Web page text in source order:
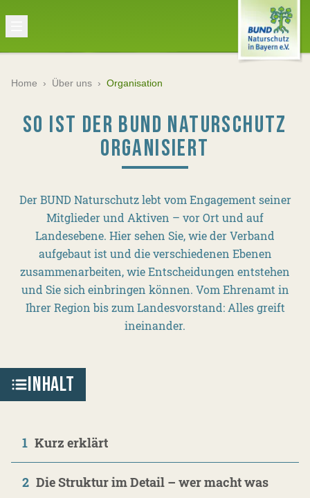
Home › Über uns › Organisation
SO IST DER BUND NATURSCHUTZ
ORGANISIERT
Der BUND Naturschutz lebt vom Engagement seiner
Mitglieder und Aktiven – vor Ort und auf
Landesebene. Hier sehen Sie, wie der Verband
aufgebaut ist und die verschiedenen Ebenen
zusammenarbeiten, wie Entscheidungen entstehen
und Sie sich einbringen können. Vom Ehrenamt in
Ihrer Region bis zum Landesvorstand: Alles greift
ineinander.
INHALT
1 Kurz erklärt
2 Die Struktur im Detail – wer macht was